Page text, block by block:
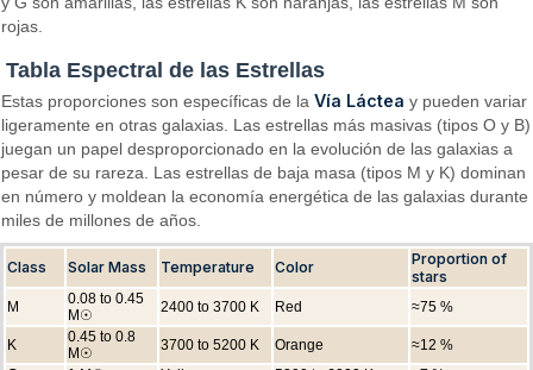
rojas.
Tabla Espectral de las Estrellas
Estas proporciones son específicas de laVía Láctea y pueden variar
ligeramente en otras galaxias. Las estrellas más masivas (tipos O y B)
juegan un papel desproporcionado en la evolución de las galaxias a
pesar de su rareza. Las estrellas de baja masa (tipos M y K) dominan
en número y moldean la economía energética de las galaxias durante
miles de millones de años.
Class Solar Mass Temperature Color
Proportion of
stars
M
0.08 to 0.45
M☉
2400 to 3700 K Red ≈75 %
K
0.45 to 0.8
M☉
3700 to 5200 K Orange
≈12 %